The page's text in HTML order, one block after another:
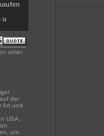
u
unter
der
Art und
USA,
um